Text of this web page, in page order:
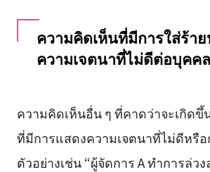
ความคิดเห็นที่มีการใส่ร้า
ความเจตนาที่ไม่ดีต่อบุคคล
ความคิดเห็นอื่น ๆ ที่คาดว่าจะเกิด
ที่มีการแสดงความเจตนาที่ไม่ดีหรือ
ตัวอย่างเช่น “ผู้จัดการ A ทำการล่ว